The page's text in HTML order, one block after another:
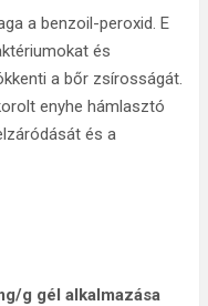
a benzoil-peroxid. E
és
a bőr zsírosságát.
enyhe hámlasztó
és a
g gél alkalmazása